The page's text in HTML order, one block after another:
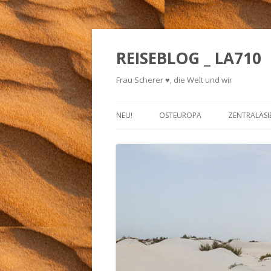
REISEBLOG _ LA710
Frau Scherer ♥, die Welt und wir
NEU! OSTEUROPA